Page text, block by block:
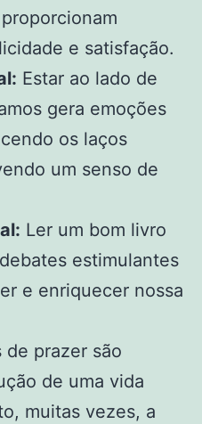
e satisfação.
Estar ao lado de
gera emoções
os laços
um senso de
Ler um bom livro
estimulantes
e enriquecer nossa
de prazer são
de uma vida
muitas vezes, a